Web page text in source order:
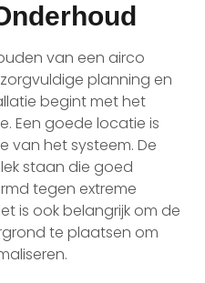
van een airco
planning en
begint met het
Een goede locatie is
van het systeem. De
staan die goed
tegen extreme
is ook belangrijk om de
te plaatsen om